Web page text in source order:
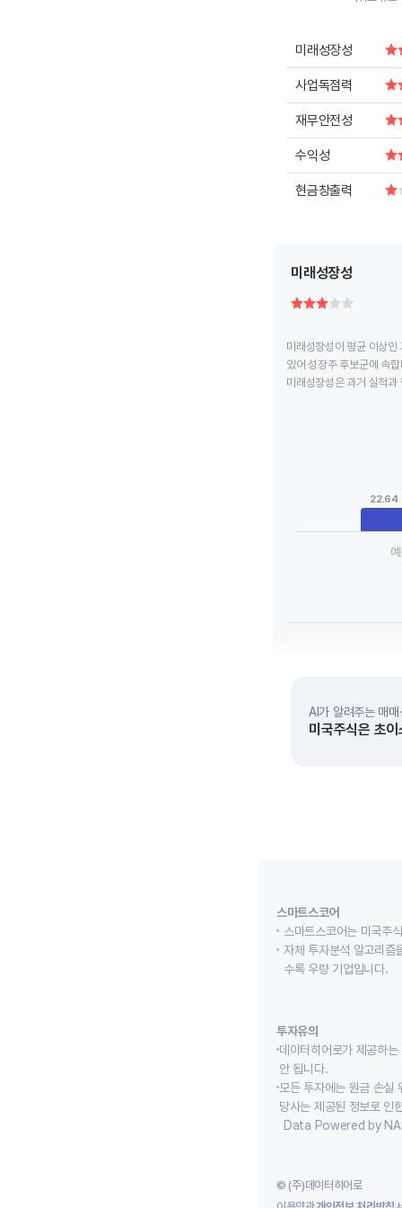
미래성장성
사업독점력
재무안전성
수익성
현금창출력
미래성장성
미래성장성이 평균 이상
있어 성장주 후보군에 속
미래성장성은 과거 실적
22.64
AI가 알려주는 매매
미국주식은 초
스마트스코어
스마트스코어는 미국주
자체 투자분석 알고리즘
수록 우량 기업입니다.
투자유의
데이터히어로가 제공하
안 됩니다.
모든 투자에는 원금 손실
당사는 제공된 정보로 인
Data Powered by
© (주)데이터히어로